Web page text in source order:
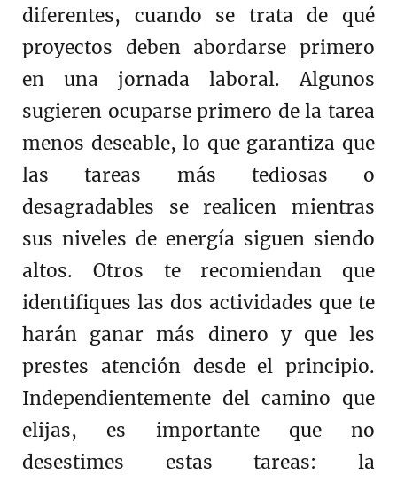
diferentes, cuando se trata de qué
proyectos deben abordarse primero
en una jornada laboral. Algunos
sugieren ocuparse primero de la tarea
menos deseable, lo que garantiza que
las tareas más tediosas o
desagradables se realicen mientras
sus niveles de energía siguen siendo
altos. Otros te recomiendan que
identifiques las dos actividades que te
harán ganar más dinero y que les
prestes atención desde el principio.
Independientemente del camino que
elijas, es importante que no
desestimes estas tareas: la